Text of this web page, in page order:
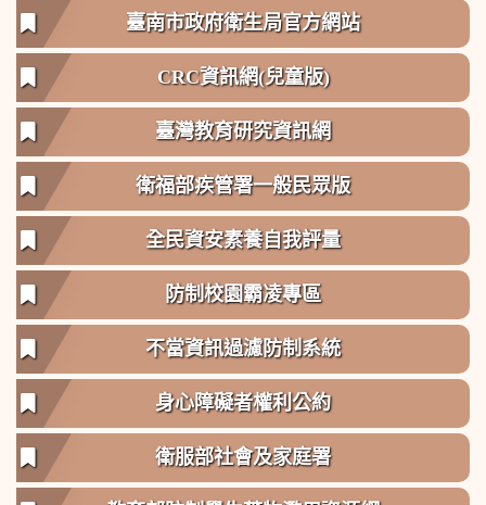
臺南市政府衛生局官方網站
CRC資訊網(兒童版)
臺灣教育研究資訊網
衛福部疾管署一般民眾版
全民資安素養自我評量
防制校園霸凌專區
不當資訊過濾防制系統
身心障礙者權利公約
衛服部社會及家庭署